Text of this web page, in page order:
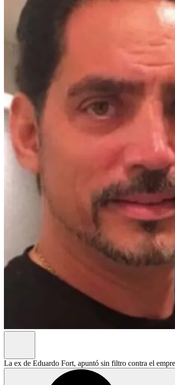
La ex de Eduardo Fort, apuntó sin filtro contra el